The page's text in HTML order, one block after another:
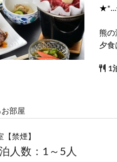
熊の
夕食
1
部屋
【禁煙】
人数：1～5人